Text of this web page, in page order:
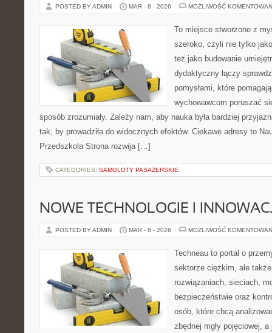
POSTED BY ADMIN MAR - 8 - 2026 MOŻLIWOŚĆ
To miejsce stworzone z
szeroko, czyli nie tylko
też jako budowanie
dydaktyczny łączy
pomysłami, które
wychowawcom poruszać
sposób zrozumiały. Zależy nam, aby nauka była bardziej
tak, by prowadziła do widocznych efektów. Ciekawe adresy to
Przedszkola Strona rozwija […]
CATEGORIES: SAMOLOTY PASAŻERSKIE
NOWE TECHNOLOGIE I
POSTED BY ADMIN MAR - 8 - 2026 MOŻLIWOŚĆ
Techneau to portal o
sektorze ciężkim, ale
rozwiązaniach, sieciach,
bezpieczeństwie oraz
osób, które chcą
zbędnej mgły pojęciowej,